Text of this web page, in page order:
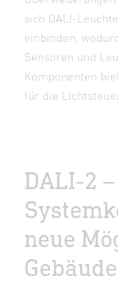
sich DALI-
einbinden,
Sensoren und
Komponenten
für die
DALI-2 –
neue